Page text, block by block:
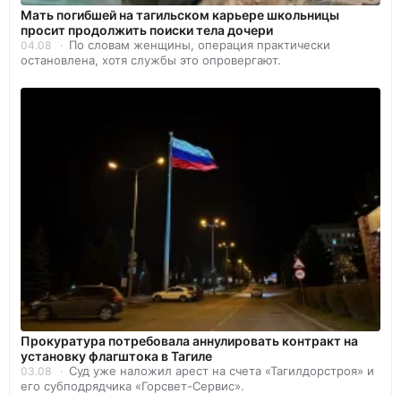
Мать погибшей на тагильском карьере школьницы
просит продолжить поиски тела дочери
04.08
По словам женщины, операция практически
остановлена, хотя службы это опровергают.
Прокуратура потребовала аннулировать контракт на
установку флагштока в Тагиле
03.08
Суд уже наложил арест на счета «Тагилдорстроя» и
его субподрядчика «Горсвет-Сервис».